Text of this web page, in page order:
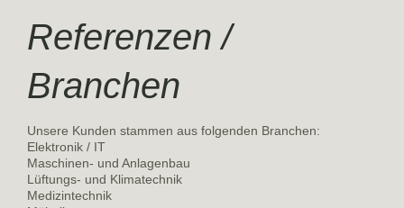
Referenzen /
Branchen
Unsere Kunden stammen aus folgenden Branchen:
Elektronik / IT
Maschinen- und Anlagenbau
Lüftungs- und Klimatechnik
Medizintechnik